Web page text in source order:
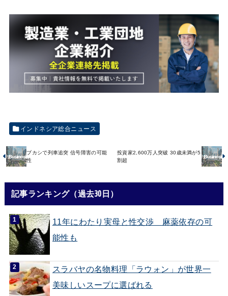
インドネシア総合ニュース
ブカシで列車追突 信号障害の可能
性
投資家2,600万人突破 30歳未満が5
割超
記事ランキング（過去30日）
11年にわたり実母と性交渉 麻薬依存の可
能性も
スラバヤの名物料理「ラウォン」が世界一
美味しいスープに選ばれる